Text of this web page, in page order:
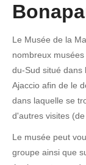
Le Musée de la
nombreux
du-Sud situé dans
Ajaccio afin de le
dans laquelle se
d'autres visites
Le musée peut
groupe ainsi que